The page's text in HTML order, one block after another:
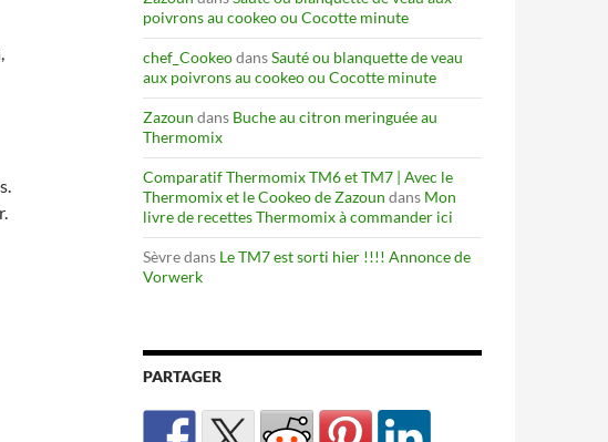
poivrons au cookeo ou Cocotte minute
chef_CookeodansSauté ou blanquette de veau
aux poivrons au cookeo ou Cocotte minute
Zazoun dans Buche au citron meringuée au
Thermomix
Comparatif Thermomix TM6 et TM7 | Avec le
Thermomix et le Cookeo de Zazoun dans Mon
livre de recettes Thermomix à commander ici
Sèvredans Le TM7 est sorti hier !!!! Annonce de
Vorwerk
PARTAGER